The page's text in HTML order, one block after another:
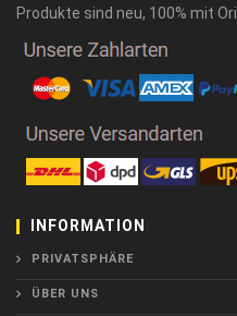
Produkte sind neu, 100% mit
INFORMATION
PRIVATSPHÄRE
ÜBER UNS